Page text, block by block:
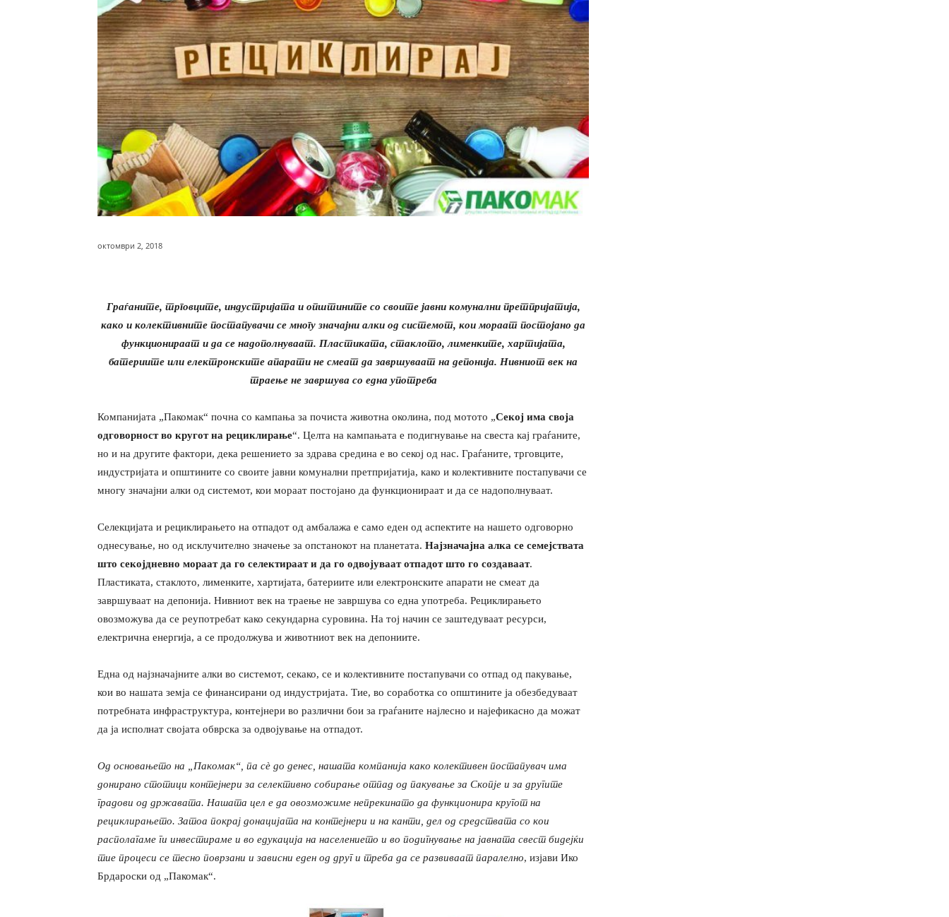
октомври 2, 2018
Граѓаните, трговците, индустријата и општините со своите јавни комунални претпријатија,
како и колективните постапувачи се многу значајни алки од системот, кои мораат постојано да
функционираат и да се надополнуваат. Пластиката, стаклото, лименките, хартијата,
батериите или електронските апарати не смеат да завршуваат на депонија. Нивниот век на
траење не завршува со една употреба
Компанијата „Пакомак“ почна со кампања за почиста животна околина, под мотото „Секој има своја
одговорност во кругот на рециклирање“. Целта на кампањата е подигнување на свеста кај граѓаните,
но и на другите фактори, дека решението за здрава средина е во секој од нас. Граѓаните, трговците,
индустријата и општините со своите јавни комунални претпријатија, како и колективните постапувачи се
многу значајни алки од системот, кои мораат постојано да функционираат и да се надополнуваат.
Селекцијата и рециклирањето на отпадот од амбалажа е само еден од аспектите на нашето одговорно
однесување, но од исклучително значење за опстанокот на планетата. Најзначајна алка се семејствата
што секојдневно мораат да го селектираат и да го одвојуваат отпадот што го создаваат.
Пластиката, стаклото, лименките, хартијата, батериите или електронските апарати не смеат да
завршуваат на депонија. Нивниот век на траење не завршува со една употреба. Рециклирањето
овозможува да се реупотребат како секундарна суровина. На тој начин се заштедуваат ресурси,
електрична енергија, а се продолжува и животниот век на депониите.
Една од најзначајните алки во системот, секако, се и колективните постапувачи со отпад од пакување,
кои во нашата земја се финансирани од индустријата. Тие, во соработка со општините ја обезбедуваат
потребната инфраструктура, контејнери во различни бои за граѓаните најлесно и најефикасно да можат
да ја исполнат својата обврска за одвојување на отпадот.
Од основањето на „Пакомак“, па сѐ до денес, нашата компанија како колективен постапувач има
донирано стотици контејнери за селективно собирање отпад од пакување за Скопје и за другите
градови од државата. Нашата цел е да овозможиме непрекинато да функционира кругот на
рециклирањето. Затоа покрај донацијата на контејнери и на канти, дел од средствата со кои
располагаме ги инвестираме и во едукација на населението и во подигнување на јавната свест бидејќи
тие процеси се тесно поврзани и зависни еден од друг и треба да се развиваат паралелно, изјави Ико
Брдароски од „Пакомак“.